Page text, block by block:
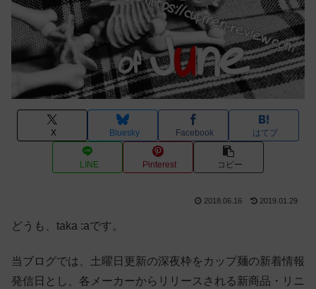
X Bluesky Facebook はてブ
LINE Pinterest コピー
2018.06.16 2019.01.29
どうも、taka :aです。
当ブログでは、土曜日更新の深夜枠をカップ麺の新着情報
発信日とし、各メーカーからリリースされる新商品・リニ